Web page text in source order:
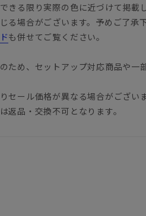
きる限り実際の色に近づけて掲載
る場合がございます。予めご了承
も併せてご覧ください。
ため、セットアップ対応商品や一
セール価格が異なる場合がござい
返品・交換不可となります。